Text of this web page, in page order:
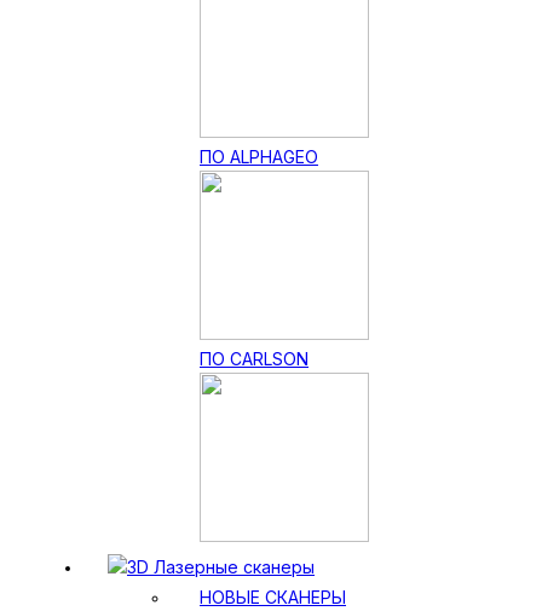
ПО ALPHAGEO
ПО CARLSON
3D Лазерные сканеры
НОВЫЕ СКАНЕРЫ